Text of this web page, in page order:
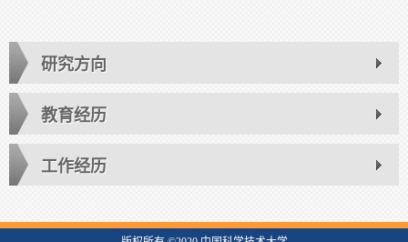
研究方向
教育经历
工作经历